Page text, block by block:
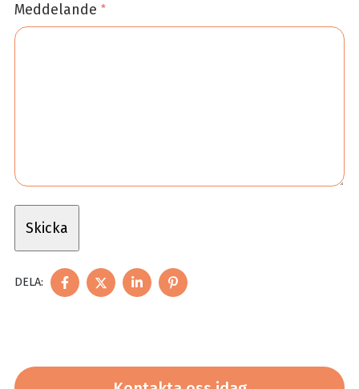
Meddelande *
DELA:
DELA
PÅ
DELA
PÅ
DELA
PÅ
PÅ